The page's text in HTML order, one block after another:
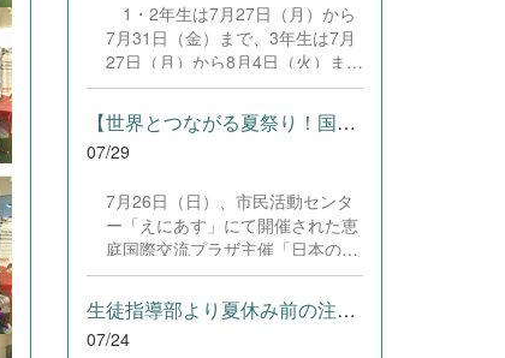
分に発揮し、堂々と舞台に立ちま
した。緊張感のある全国の舞台に
おいて、一人一人が役割を果た
し、心を込めた演技と表現を披露
することができました。 また、
今回の全国大会出場にあたり、多
ました企業の皆様、ならびに心温
まるご寄付や温かいご声援を寄せ
てくださった地域の皆様方に、心
より感謝申し上げます。皆様から
な励みとなり、全国の舞台で最高
のパフォーマンスと演技を届ける
1・2年生は7月27日（月）から
7月31日（金）まで、3年生は7月
27日（月）から8月4日（火）まで
の日程で、それぞれ学習に取り組
みました。多くの生徒が意欲的に
参加し、これまでの学習内容の復
習や発展的な内容、受験に向けた
られました。夏期講習で身に付け
た学習習慣や知識を、今後の学校
生活や学習に生かし、一人一人が
さらなる成長につなげてくれるこ
とを期待しています。 &nbsp;
【世界とつながる夏祭り！国際教養科の生徒が多文化共生ボランテ...
07/29
7月26日（日）、市民活動センタ
ー「えにあす」にて開催された恵
庭国際交流プラザ主催「日本の夏
祭り体験」に、本校国際教養科の
生徒6名がボランティアとして参
加しました！ 会場にはウクライ
ナ、ネパール、アフガニスタンな
生徒指導部より夏休み前の注意事項
07/24